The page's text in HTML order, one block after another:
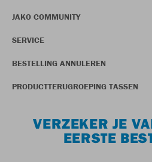
JAKO COMMUNITY
SERVICE
BESTELLING ANNULEREN
PRODUCTTERUGROEPING TASSEN
VERZEKER JE
EERSTE